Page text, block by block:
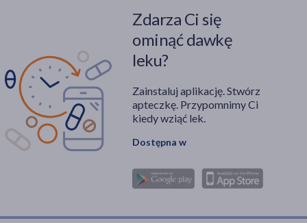
Zdarza Ci się
ominąć dawkę
leku?
Zainstaluj aplikację. Stwórz
apteczkę. Przypomnimy Ci
kiedy wziąć lek.
Dostępna w